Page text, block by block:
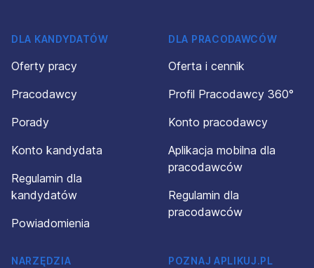
DLA KANDYDATÓW
Oferty pracy
Pracodawcy
Porady
Konto kandydata
Regulamin dla
kandydatów
Powiadomienia
DLA PRACODAWCÓW
Oferta i cennik
Profil Pracodawcy 360°
Konto pracodawcy
Aplikacja mobilna dla
pracodawców
Regulamin dla
pracodawców
NARZĘDZIA
POZNAJ APLIKUJ.PL